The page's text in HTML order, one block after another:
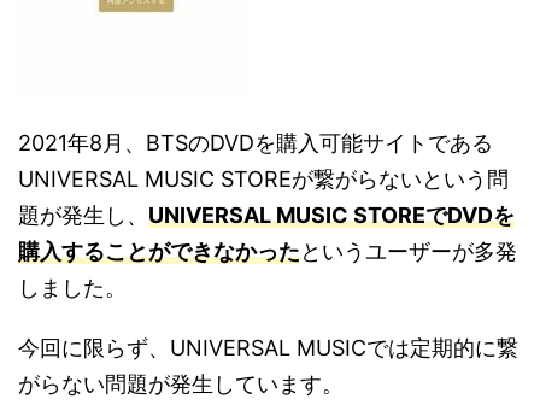
2021年8月、 BTSのDVDを購入可能サイトである
UNIVERSAL MUSIC STOREが繋がらないという問
題が発生し、 UNIVERSAL MUSIC STOREでDVDを
購入することができなかったというユーザーが多発
しました。
今回に限らず、 UNIVERSAL MUSICでは定期的に繋
がらない問題が発生しています。